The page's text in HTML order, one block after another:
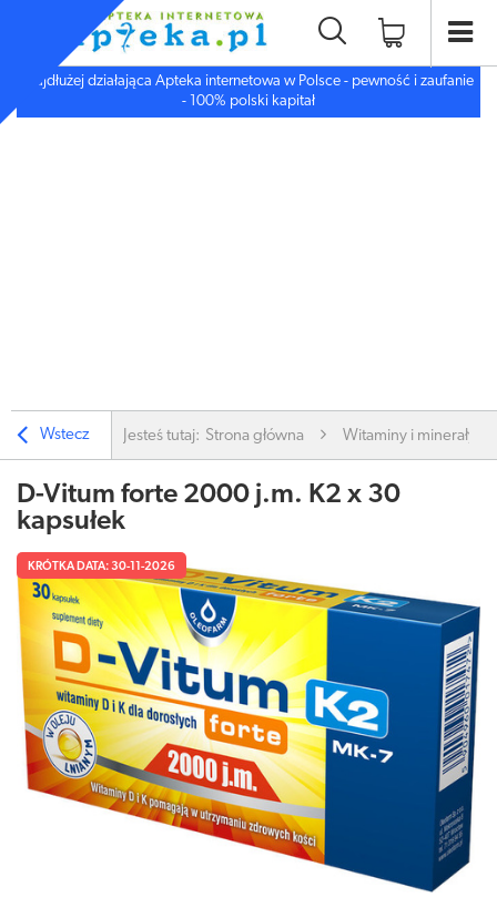
Najdłużej działająca Apteka internetowa w Polsce - pewność i zaufanie
- 100% polski kapitał
Wstecz Jesteś tutaj: Strona główna Witaminy i minerały
D-Vitum forte 2000 j.m. K2 x 30
kapsułek
KRÓTKA DATA: 30-11-2026